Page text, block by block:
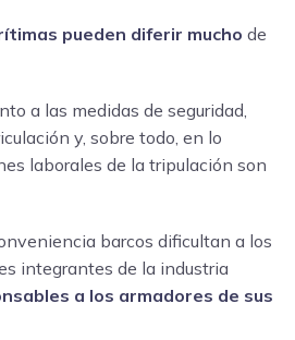
pueden diferir mucho de
a las medidas de seguridad,
y, sobre todo, en lo
laborales de la tripulación son
barcos dificultan a los
integrantes de la industria
a los armadores de sus